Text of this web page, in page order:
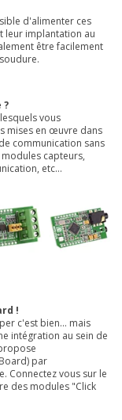
d'alimenter ces
leur implantation au
être facilement
?
vous
mises en œuvre dans
communication sans
capteurs,
etc...
!
c'est bien... mais
intégration au sein de
par
Connectez vous sur le
des modules "Click